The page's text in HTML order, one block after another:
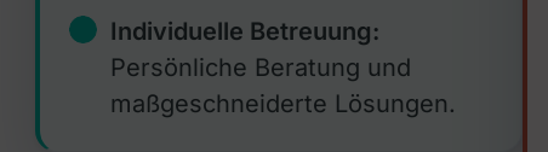
Individuelle Betreuung:
Persönliche Beratung und
maßgeschneiderte Lösungen.